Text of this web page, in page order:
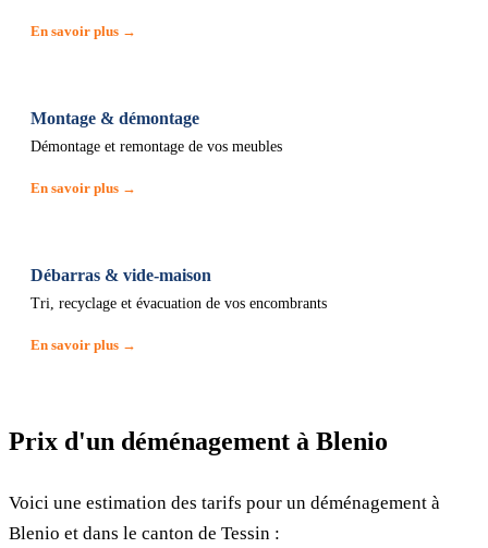
En savoir plus →
Montage & démontage
Démontage et remontage de vos meubles
En savoir plus →
Débarras & vide-maison
Tri, recyclage et évacuation de vos encombrants
En savoir plus →
Prix d'un déménagement à Blenio
Voici une estimation des tarifs pour un déménagement à
Blenio et dans le canton de Tessin :